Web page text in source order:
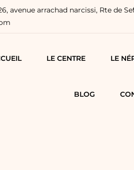
avenue arrachad narcissi, Rte de
LE CENTRE LE
BLOG